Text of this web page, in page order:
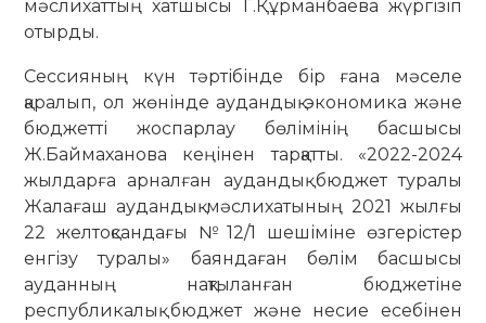
мәслихаттың хатшысы Г.Құрманбаева жүргізіп
отырды.
Сессияның күн тәртібінде бір ғана мәселе
қаралып, ол жөнінде аудандық экономика және
бюджетті жоспарлау бөлімінің басшысы
Ж.Баймаханова кеңінен тарқатты. «2022-2024
жылдарға арналған аудандық бюджет туралы
Жалағаш аудандық мәслихатының 2021 жылғы
22 желтоқсандағы №12/1 шешіміне өзгерістер
енгізу туралы» баяндаған бөлім басшысы
ауданның нақтыланған бюджетіне
республикалық бюджет және несие есебінен